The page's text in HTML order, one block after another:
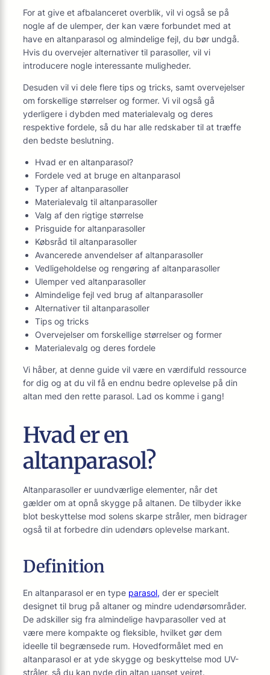
For at give et afbalanceret overblik, vil vi også se på
nogle af de ulemper, der kan være forbundet med at
have en altanparasol og almindelige fejl, du bør undgå.
Hvis du overvejer alternativer til parasoller, vil vi
introducere nogle interessante muligheder.
Desuden vil vi dele flere tips og tricks, samt overvejelser
om forskellige størrelser og former. Vi vil også gå
yderligere i dybden med materialevalg og deres
respektive fordele, så du har alle redskaber til at træffe
den bedste beslutning.
Hvad er en altanparasol?
Fordele ved at bruge en altanparasol
Typer af altanparasoller
Materialevalg til altanparasoller
Valg af den rigtige størrelse
Prisguide for altanparasoller
Købsråd til altanparasoller
Avancerede anvendelser af altanparasoller
Vedligeholdelse og rengøring af altanparasoller
Ulemper ved altanparasoller
Almindelige fejl ved brug af altanparasoller
Alternativer til altanparasoller
Tips og tricks
Overvejelser om forskellige størrelser og former
Materialevalg og deres fordele
Vi håber, at denne guide vil være en værdifuld ressource
for dig og at du vil få en endnu bedre oplevelse på din
altan med den rette parasol. Lad os komme i gang!
Hvad er en
altanparasol?
Altanparasoller er uundværlige elementer, når det
gælder om at opnå skygge på altanen. De tilbyder ikke
blot beskyttelse mod solens skarpe stråler, men bidrager
også til at forbedre din udendørs oplevelse markant.
Definition
En altanparasol er en type parasol, der er specielt
designet til brug på altaner og mindre udendørsområder.
De adskiller sig fra almindelige havparasoller ved at
være mere kompakte og fleksible, hvilket gør dem
ideelle til begrænsede rum. Hovedformålet med en
altanparasol er at yde skygge og beskyttelse mod UV-
stråler, så du kan nyde din altan uanset vejret.